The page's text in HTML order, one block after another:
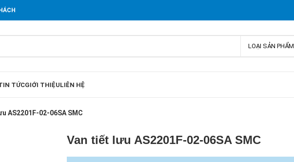
LOẠI SẢN PHẨM
TỨCGIỚI THIỆULIÊN HỆ
AS2201F-02-06SA SMC
Van tiết lưu AS2201F-02-06SA SMC